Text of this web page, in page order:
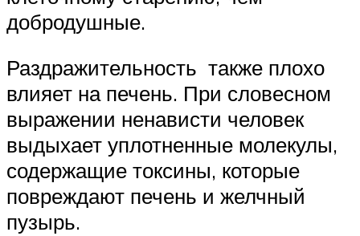
добродушные.
Раздражительность также плохо
влияет на печень. При словесном
выражении ненависти человек
выдыхает уплотненные молекулы,
содержащие токсины, которые
повреждают печень и желчный
пузырь.